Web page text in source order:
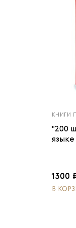
КНИГИ
"200
языке
1300
В